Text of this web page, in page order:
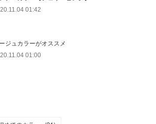
01:42
ジュカラーがオススメ
01:00